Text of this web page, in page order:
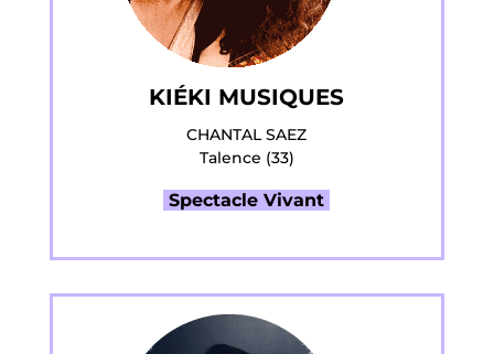
KIÉKI MUSIQUES
CHANTAL SAEZ
Talence (33)
Spectacle Vivant